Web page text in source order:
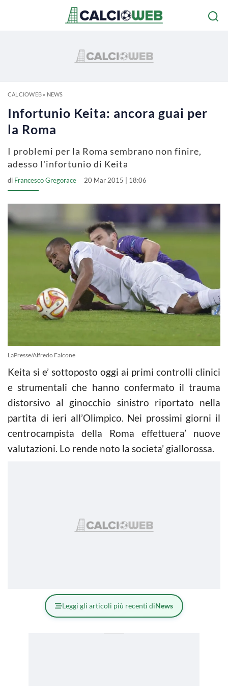
CALCIOWEB» NEWS
Infortunio Keita: ancora guai per
la Roma
I problemi per la Roma sembrano non finire,
adesso l'infortunio di Keita
di Francesco Gregorace 20 Mar 2015 | 18:06
LaPresse/Alfredo Falcone
Keita si e’ sottoposto oggi ai primi controlli clinici
e strumentali che hanno confermato il trauma
distorsivo al ginocchio sinistro riportato nella
partita di ieri all’Olimpico. Nei prossimi giorni il
centrocampista della Roma effettuera’ nuove
valutazioni. Lo rende noto la societa’ giallorossa.
Leggi gli articoli più recenti diNews